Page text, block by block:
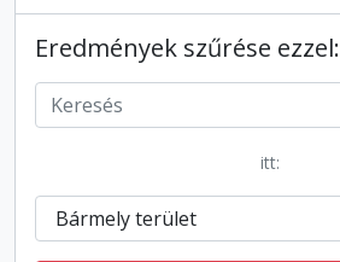
Eredmények szűrése ezzel:
itt: